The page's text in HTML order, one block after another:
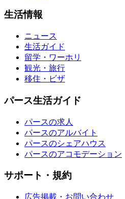
生活情報
ニュース
生活ガイド
留学・ワーホリ
観光・旅行
移住・ビザ
パース生活ガイド
パースの求人
パースのアルバイト
パースのシェアハウス
パースのアコモデーション
サポート・規約
広告掲載・お問い合わせ